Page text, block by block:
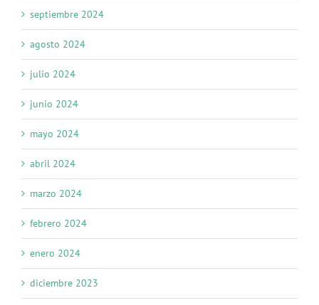
septiembre 2024
agosto 2024
julio 2024
junio 2024
mayo 2024
abril 2024
marzo 2024
febrero 2024
enero 2024
diciembre 2023